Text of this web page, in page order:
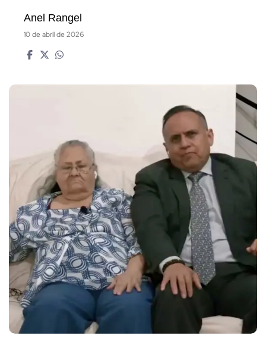
Anel Rangel
10 de abril de 2026